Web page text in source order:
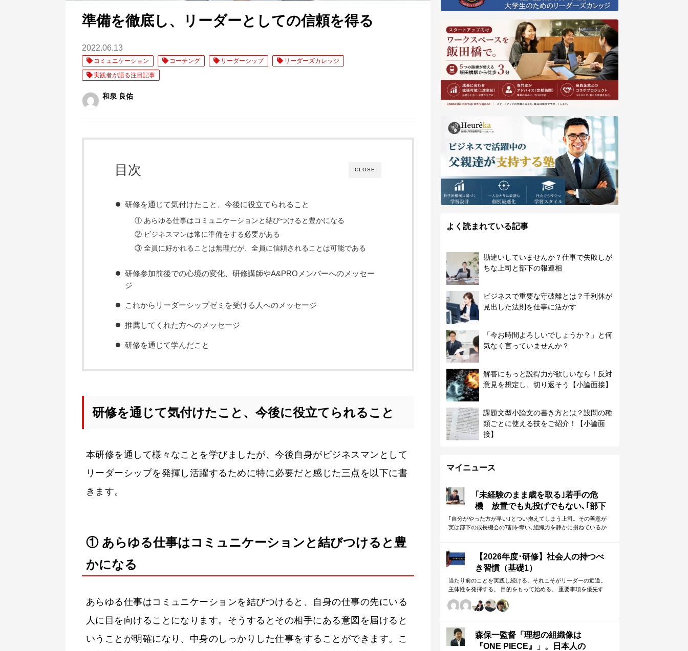
準備を徹底し、リーダーとしての信頼を得る
2022.06.13
コミュニケーション コーチング リーダーシップ
リーダーズカレッジ
実践者が語る注目記事
和泉 良佑
CLOSE
目次
研修を通じて気付けたこと、今後に役立てられること
① あらゆる仕事はコミュニケーションと結びつけると豊かになる
② ビジネスマンは常に準備をする必要がある
③ 全員に好かれることは無理だが、全員に信頼されることは可能である
研修参加前後での心境の変化、研修講師やA&PROメンバーへのメッセー
ジ
これからリーダーシップゼミを受ける人へのメッセージ
推薦してくれた方へのメッセージ
研修を通じて学んだこと
研修を通じて気付けたこと、今後に役立てられること
本研修を通して様々なことを学びましたが、今後自身がビジネスマンとして
リーダーシップを発揮し活躍するために特に必要だと感じた三点を以下に書
きます。
① あらゆる仕事はコミュニケーションと結びつけると豊
かになる
あらゆる仕事はコミュニケーションを結びつけると、自身の仕事の先にいる
人に目を向けることになります。そうするとその相手にある意図を届けると
いうことが明確になり、中身のしっかりした仕事をすることができます。こ
よく読まれている記事
勘違いしていませんか？仕事で失敗しが
ちな上司と部下の報連相
ビジネスで重要な守破離とは？千利休が
見出した法則を仕事に活かす
「今お時間よろしいでしょうか？」と何
気なく言っていませんか？
解答にもっと説得力が欲しいなら！反対
意見を想定し、切り返そう【小論面接】
課題文型小論文の書き方とは？設問の種
類ごとに使える技をご紹介！【小論面
接】
マイニュース
｢未経験のまま歳を取る｣若手の危
機 放置でも丸投げでもない､｢部下
に任せることができる上司｣になる
方法
｢自分がやった方が早い｣とつい抱えてしまう上司。その善意が
実は部下の成長機会の7割を奪い､組織力を静かに損ねているか
【2026年度･研修】社会人の持つべ
き習慣（基礎1）
当たり前のことを実践し続ける。それこそがリーダーの近道。
主体性を発揮する。 目的をもって始める。 重要事項を優先す
いきます。 評論家ではなく、我がこととして取り組むメンバー
森保一監督「理想の組織像は
『ONE PIECE』」。日本人の